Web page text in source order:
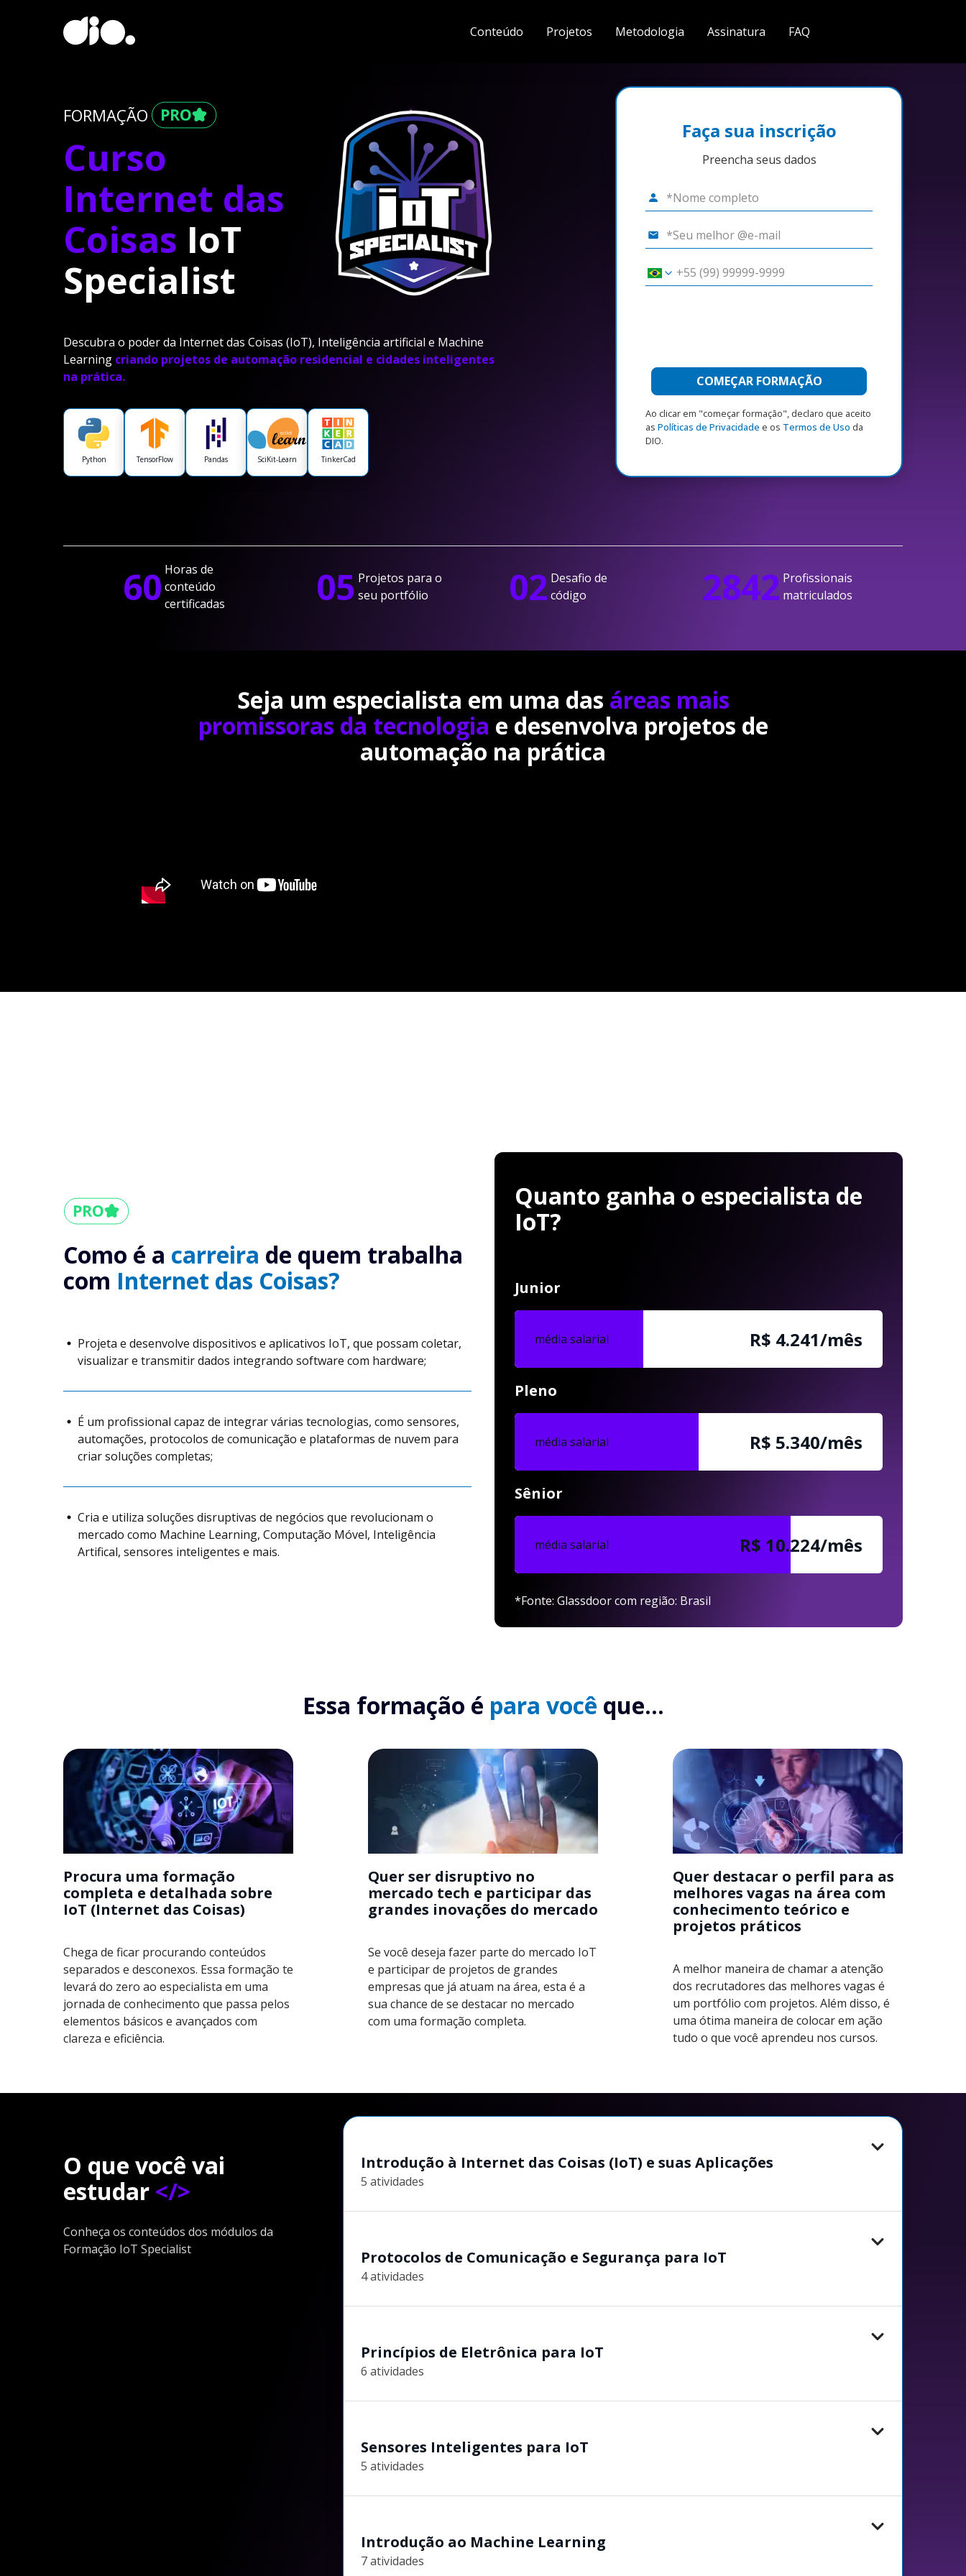
Conteúdo Projetos Metodologia Assinatura FAQ
FORMAÇÃO
Curso
Internet das
Coisas IoT
Specialist
Descubra o poder da Internet das Coisas (IoT), Inteligência artificial e Machine
Learning criando projetos de automação residencial e cidades inteligentes
na prática.
Python TensorFlow Pandas SciKit-Learn TinkerCad
Faça sua inscrição
Preencha seus dados
COMEÇAR FORMAÇÃO
Ao clicar em "começar formação", declaro que aceito
as Políticas de Privacidade e os Termos de Uso da
DIO.
60 Horas de
conteúdo
certificadas
05 Projetos para o
seu portfólio
02 Desafio de
código
2842 Profissionais
matriculados
Seja um especialista em uma das áreas mais
promissoras da tecnologia e desenvolva projetos de
automação na prática
Como é a carreira de quem trabalha
com Internet das Coisas?
Projeta e desenvolve dispositivos e aplicativos IoT, que possam coletar,
visualizar e transmitir dados integrando software com hardware;
É um profissional capaz de integrar várias tecnologias, como sensores,
automações, protocolos de comunicação e plataformas de nuvem para
criar soluções completas;
Cria e utiliza soluções disruptivas de negócios que revolucionam o
mercado como Machine Learning, Computação Móvel, Inteligência
Artifical, sensores inteligentes e mais.
Quanto ganha o especialista de
IoT?
Junior
média salarial R$ 4.241/mês
Pleno
média salarial R$ 5.340/mês
Sênior
média salarial R$ 10.224/mês
*Fonte: Glassdoor com região: Brasil
Essa formação é para você que...
Procura uma formação
completa e detalhada sobre
IoT (Internet das Coisas)
Chega de ficar procurando conteúdos
separados e desconexos. Essa formação te
levará do zero ao especialista em uma
jornada de conhecimento que passa pelos
elementos básicos e avançados com
clareza e eficiência.
Quer ser disruptivo no
mercado tech e participar das
grandes inovações do mercado
Se você deseja fazer parte do mercado IoT
e participar de projetos de grandes
empresas que já atuam na área, esta é a
sua chance de se destacar no mercado
com uma formação completa.
Quer destacar o perfil para as
melhores vagas na área com
conhecimento teórico e
projetos práticos
A melhor maneira de chamar a atenção
dos recrutadores das melhores vagas é
um portfólio com projetos. Além disso, é
uma ótima maneira de colocar em ação
tudo o que você aprendeu nos cursos.
O que você vai
estudar </>
Conheça os conteúdos dos módulos da
Formação IoT Specialist
Introdução à Internet das Coisas (IoT) e suas Aplicações
5 atividades
Protocolos de Comunicação e Segurança para IoT
4 atividades
Princípios de Eletrônica para IoT
6 atividades
Sensores Inteligentes para IoT
5 atividades
Introdução ao Machine Learning
7 atividades